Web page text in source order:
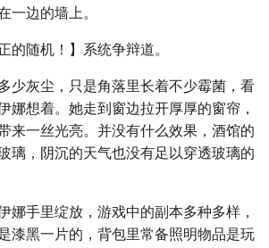
一边的墙上。
的随机！】系统争辩道。
少灰尘，只是角落里长着不少霉菌，看
娜想着。她走到窗边拉开厚厚的窗帘，
来一丝光亮。并没有什么效果，酒馆的
璃，阴沉的天气也没有足以穿透玻璃的
娜手里绽放，游戏中的副本多种多样，
漆黑一片的，背包里常备照明物品是玩